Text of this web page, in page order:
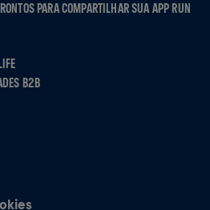
PARA COMPARTILHAR SUA APP RUN
B2B